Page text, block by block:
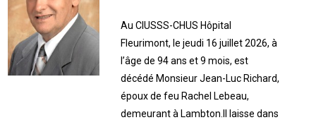
Au CIUSSS-CHUS Hôpital
Fleurimont, le jeudi 16 juillet 2026, à
l’âge de 94 ans et 9 mois, est
décédé Monsieur Jean-Luc Richard,
époux de feu Rachel Lebeau,
demeurant à Lambton.Il laisse dans